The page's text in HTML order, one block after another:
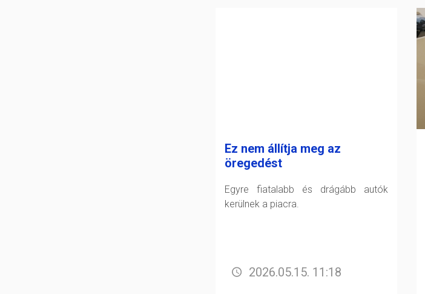
Ez nem állítja meg az
öregedést
Egyre fiatalabb és drágább autók
kerülnek a piacra.
2026.05.15. 11:18